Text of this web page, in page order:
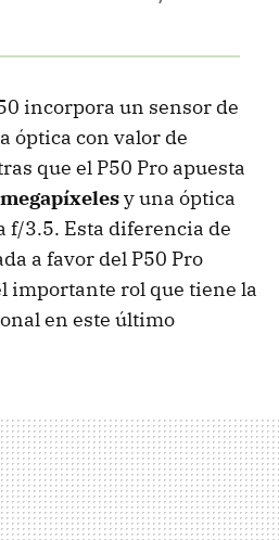
incorpora un sensor de
óptica con valor de
que el P50 Pro apuesta
y una óptica
f/3.5. Esta diferencia de
a favor del P50 Pro
importante rol que tiene la
en este último